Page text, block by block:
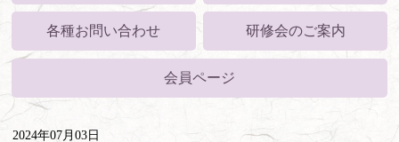
各種お問い合わせ 研修会のご案内
会員ページ
2024年07月03日